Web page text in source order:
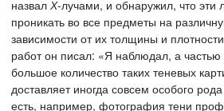
назвал Х-лучами, и обнаружил, что эти
проникать во все предметы на
зависимости от их толщины и
работ он писал: «Я наблюдал, а
большое количество таких теневых
доставляет иногда совсем особого
есть, например, фотография тени